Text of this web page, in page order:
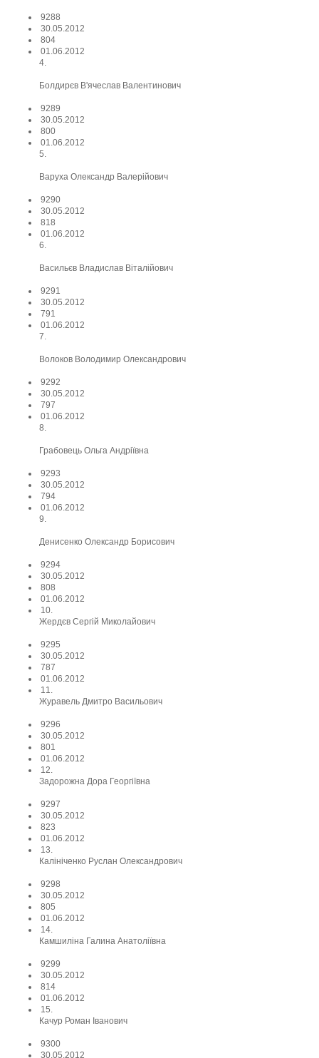
9288
30.05.2012
804
01.06.2012
4.
Болдирєв В'ячеслав Валентинович
9289
30.05.2012
800
01.06.2012
5.
Варуха Олександр Валерійович
9290
30.05.2012
818
01.06.2012
6.
Васильєв Владислав Віталійович
9291
30.05.2012
791
01.06.2012
7.
Волоков Володимир Олександрович
9292
30.05.2012
797
01.06.2012
8.
Грабовець Ольга Андріївна
9293
30.05.2012
794
01.06.2012
9.
Денисенко Олександр Борисович
9294
30.05.2012
808
01.06.2012
10.
Жердєв Сергій Миколайович
9295
30.05.2012
787
01.06.2012
11.
Журавель Дмитро Васильович
9296
30.05.2012
801
01.06.2012
12.
Задорожна Дора Георгіївна
9297
30.05.2012
823
01.06.2012
13.
Калініченко Руслан Олександрович
9298
30.05.2012
805
01.06.2012
14.
Камшиліна Галина Анатоліївна
9299
30.05.2012
814
01.06.2012
15.
Качур Роман Іванович
9300
30.05.2012